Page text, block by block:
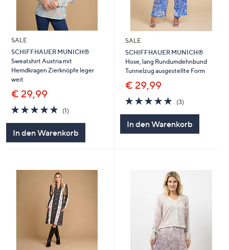
SALE
SCHIFFHAUER MUNICH®
Sweatshirt Austria mit
Hemdkragen Zierknöpfe leger
weit
€ 29,99
5.0
von
(1)
In den Warenkorb
SALE
SCHIFFHAUER MUNICH®
Hose, lang Rundumdehnbund
Tunnelzug ausgestellte Form
€ 29,99
5.0
von
5
(3)
In den Warenkorb